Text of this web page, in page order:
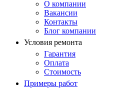
О компании
Вакансии
Контакты
Блог компании
Условия ремонта
Гарантия
Оплата
Стоимость
Примеры работ